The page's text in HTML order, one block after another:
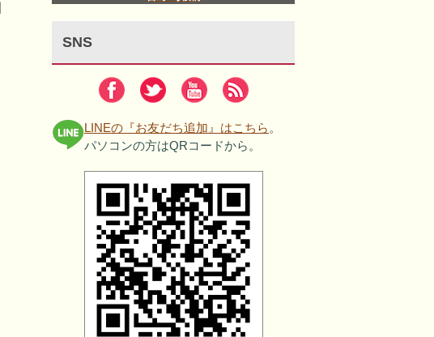
SNS
LINEの『お友だち追加』はこちら 。
パソコンの方はQRコードから。